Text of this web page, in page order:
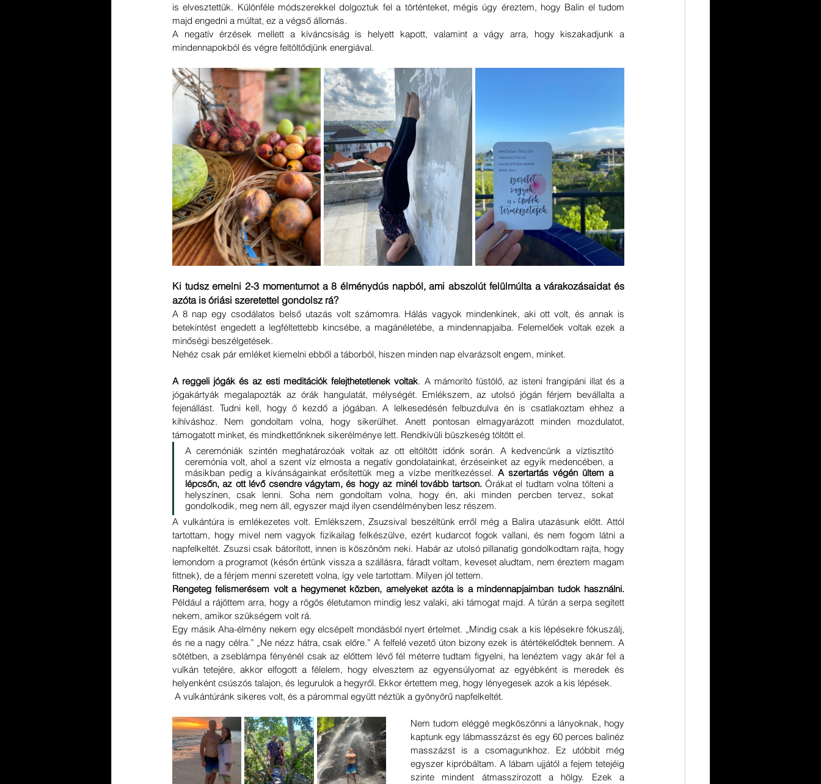
is elvesztettük. Különféle módszerekkel dolgoztuk fel a történteket, mégis úgy éreztem, hogy Balin el tudom
majd engedni a múltat, ez a végső állomás.
A negatív érzések mellett a kíváncsiság is helyett kapott, valamint a vágy arra, hogy kiszakadjunk a
mindennapokból és végre feltöltődjünk energiával.
Ki tudsz emelni 2-3 momentumot a 8 élménydús napból, ami abszolút felülmúlta a várakozásaidat és
azóta is óriási szeretettel gondolsz rá?
A 8 nap egy csodálatos belső utazás volt számomra. Hálás vagyok mindenkinek, aki ott volt, és annak is
betekintést engedett a legféltettebb kincsébe, a magánéletébe, a mindennapjaiba. Felemelőek voltak ezek a
minőségi beszélgetések.
Nehéz csak pár emléket kiemelni ebből a táborból, hiszen minden nap elvarázsolt engem, minket.
A reggeli jógák és az esti meditációk felejthetetlenek voltak. A mámorító füstölő, az isteni frangipáni illat és a
jógakártyák megalapozták az órák hangulatát, mélységét. Emlékszem, az utolsó jógán férjem bevállalta a
fejenállást. Tudni kell, hogy ő kezdő a jógában. A lelkesedésén felbuzdulva én is csatlakoztam ehhez a
kihíváshoz. Nem gondoltam volna, hogy sikerülhet. Anett pontosan elmagyarázott minden mozdulatot,
támogatott minket, és mindkettőnknek sikerélménye lett. Rendkívüli büszkeség töltött el.
A ceremóniák szintén meghatározóak voltak az ott eltöltött időnk során. A kedvencünk a víztisztító
ceremónia volt, ahol a szent víz elmosta a negatív gondolatainkat, érzéseinket az egyik medencében, a
másikban pedig a kívánságainkat erősítettük meg a vízbe merítkezéssel. A szertartás végén ültem a
lépcsőn, az ott lévő csendre vágytam, és hogy az minél tovább tartson. Órákat el tudtam volna tölteni a
helyszínen, csak lenni. Soha nem gondoltam volna, hogy én, aki minden percben tervez, sokat
gondolkodik, meg nem áll, egyszer majd ilyen csendélményben lesz részem.
A vulkántúra is emlékezetes volt. Emlékszem, Zsuzsival beszéltünk erről még a Balira utazásunk előtt. Attól
tartottam, hogy mivel nem vagyok fizikailag felkészülve, ezért kudarcot fogok vallani, és nem fogom látni a
napfelkeltét. Zsuzsi csak bátorított, innen is köszönöm neki. Habár az utolsó pillanatig gondolkodtam rajta, hogy
lemondom a programot (későn értünk vissza a szállásra, fáradt voltam, keveset aludtam, nem éreztem magam
fittnek), de a férjem menni szeretett volna, így vele tartottam. Milyen jól tettem.
Például a rájöttem arra, hogy a rögös életutamon mindig lesz valaki, aki támogat majd. A túrán a serpa segített
nekem, amikor szükségem volt rá.
Egy másik Aha-élmény nekem egy elcsépelt mondásból nyert értelmet. „Mindig csak a kis lépésekre fókuszálj,
és ne a nagy célra.” „Ne nézz hátra, csak előre.” A felfelé vezető úton bizony ezek is átértékelődtek bennem. A
sötétben, a zseblámpa fényénél csak az előttem lévő fél méterre tudtam figyelni, ha lenéztem vagy akár fel a
vulkán tetejére, akkor elfogott a félelem, hogy elvesztem az egyensúlyomat az egyébként is meredek és
helyenként csúszós talajon, és legurulok a hegyről. Ekkor értettem meg, hogy lényegesek azok a kis lépések.
A vulkántúránk sikeres volt, és a párommal együtt néztük a gyönyörű napfelkeltét.
Nem tudom eléggé megköszönni a lányoknak, hogy
kaptunk egy lábmasszázst és egy 60 perces balinéz
masszázst is a csomagunkhoz. Ez utóbbit még
egyszer kipróbáltam. A lábam ujjától a fejem tetejéig
szinte mindent átmasszírozott a hölgy. Ezek a